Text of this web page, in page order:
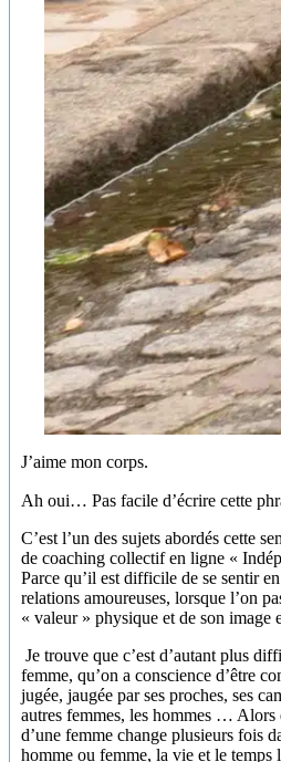
J’aime mon corps.
Ah oui… Pas facile d’écrire cette
C’est l’un des sujets abordés cette
de coaching collectif en ligne «
Parce qu’il est difficile de se sentir
relations amoureuses, lorsque l’on
« valeur » physique et de son image
Je trouve que c’est d’autant plus
femme, qu’on a conscience d’être
jugée, jaugée par ses proches, ses
autres femmes, les hommes … Alors
d’une femme change plusieurs fois
homme ou femme, la vie et le temps